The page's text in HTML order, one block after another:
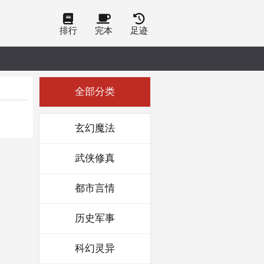
排行 完本 足迹
全部分类
玄幻魔法
武侠修真
都市言情
历史军事
科幻灵异